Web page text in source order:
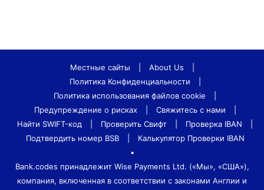
Местные сайты About Us
Политика Конфиденциальности
Политика использования файлов cookie
Предупреждение о рисках
Свяжитесь с нами
Найти SWIFT-код
Проверить Свифт Проверка IBAN
Подтвердить номер BSB
Калькулятор Проверки IBAN
•
Bank.codes принадлежит Wise Payments Ltd. («Мы», «США»),
компания, включенная в соответствии с законами Англии и